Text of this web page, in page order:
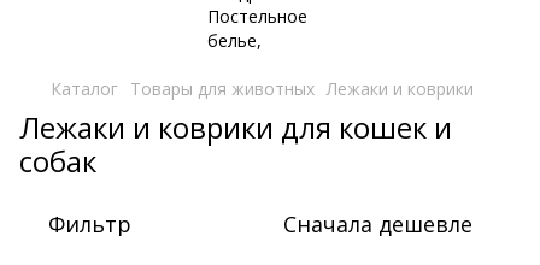
Каталог Товары для животных Лежаки и коврики
Лежаки и коврики для кошек и
собак
Фильтр Сначала дешевле